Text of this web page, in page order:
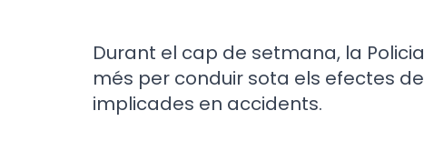
Durant el cap de setmana, la
més per conduir sota els efectes
implicades en accidents.